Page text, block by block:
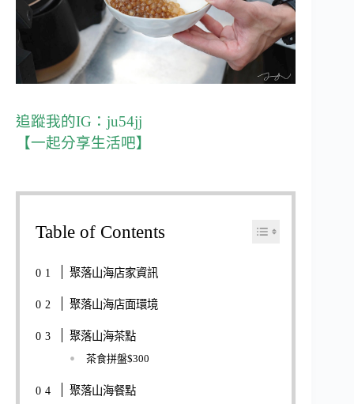
追蹤我的IG： ju54jj
【一起分享生活吧】
Table of Contents
聚落山海店家資訊
聚落山海店面環境
聚落山海茶點
茶食拼盤$300
聚落山海餐點